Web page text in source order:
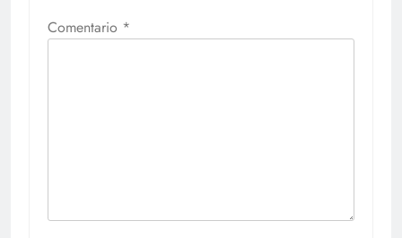
Comentario *